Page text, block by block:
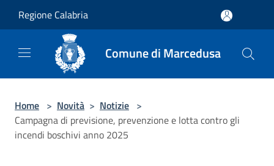
Regione Calabria
Comune di Marcedusa
Home > Novità > Notizie >
Campagna di previsione, prevenzione e lotta contro gli
incendi boschivi anno 2025